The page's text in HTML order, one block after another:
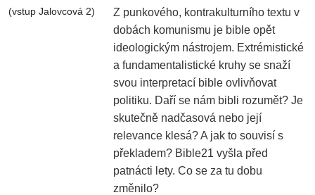
(vstup Jalovcová 2)
Z punkového, kontrakulturního textu v
dobách komunismu je bible opět
ideologickým nástrojem. Extrémistické
a fundamentalistické kruhy se snaží
svou interpretací bible ovlivňovat
politiku. Daří se nám bibli rozumět? Je
skutečně nadčasová nebo její
relevance klesá? A jak to souvisí s
překladem? Bible21 vyšla před
patnácti lety. Co se za tu dobu
změnilo?